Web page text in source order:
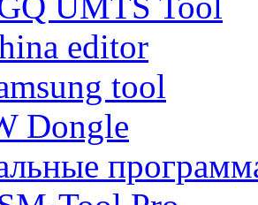
editor
tool
Dongle